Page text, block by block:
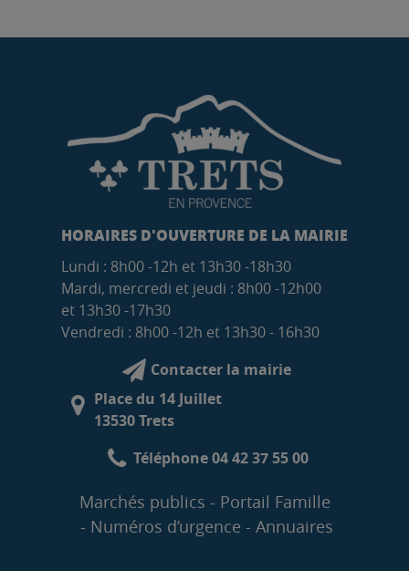
HORAIRES D'OUVERTURE DE LA MAIRIE
Lundi : 8h00 -12h et 13h30 -18h30
Mardi, mercredi et jeudi : 8h00 -12h00
et 13h30 -17h30
Vendredi : 8h00 -12h et 13h30 - 16h30
Contacter la mairie
Place du 14 Juillet
13530 Trets
Téléphone 04 42 37 55 00
Marchés publics
Portail Famille
Numéros d’urgence
Annuaires